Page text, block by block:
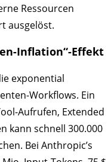
Ressourcen
ausgelöst.
Inflation“-Effekt
exponential
Workflows. Ein
Aufrufen, Extended
kann schnell 300.000
Bei Anthropic’s